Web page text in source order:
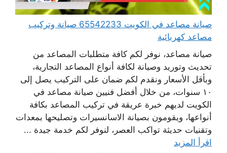
صيانة مصاعد في الكويت 65542233 صيانة وتركيب
مصاعد كهربائية
صيانة مصاعد، نوفر لكم كافة متطلبات المصاعد من
تحديث وتوريد وصيانة لكافة أنواع المصاعد التجارية،
وبأقل الأسعار ونقدم لكم ضمان على التركيب يصل إلى
١٠ سنوات، من خلال أفضل فنيين صيانة مصاعد في
الكويت لديهم خبرة عريقة في تركيب المصاعد بكافة
أنواعها، ويقومون بصيانة الاسانسيرات وتصليحها بمعدات
وتقنيات حديثة تواكب العصر، لنوفر لكم خدمة جيدة ...
اقرأ المزيد